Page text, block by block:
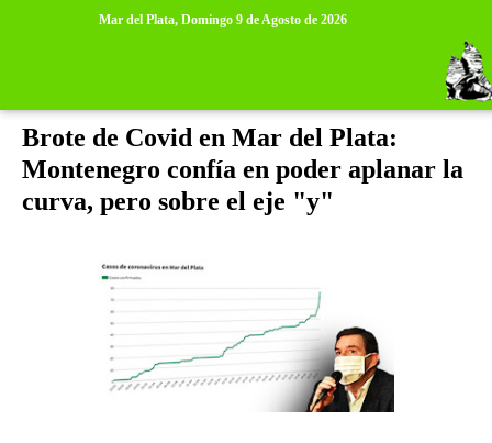
Mar del Plata, Domingo 9 de Agosto de 2026
Brote de Covid en Mar del Plata:
Montenegro confía en poder aplanar la
curva, pero sobre el eje "y"